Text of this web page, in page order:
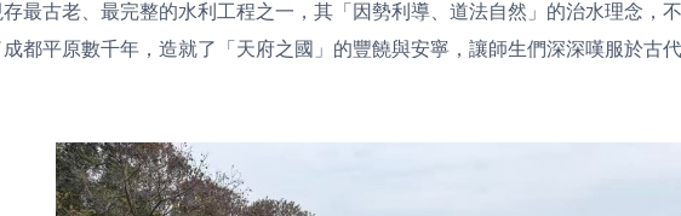
最古老、最完整的水利工程之一，其「因勢利導、道法自然」的治水理念，
都平原數千年，造就了「天府之國」的豐饒與安寧，讓師生們深深嘆服於古